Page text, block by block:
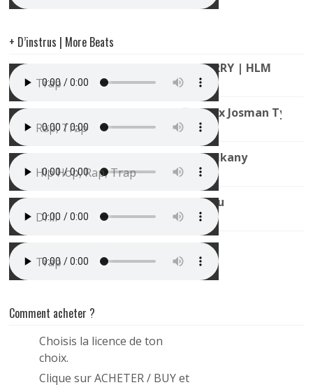
+ D’instrus | More Beats
Instru Trap Type KOBA LAD x LARRY | HLM
Trap
Instru Trap Sombre (La Rvfleuze x Josman Type
Rap, Trap
Instru Type Kalash Criminel | Balkany
Hip Hop, Rap, Trap
Instru Drill x Leto Type Beat | Feu
Drill
Trap
Comment acheter ?
Choisis la licence de ton
choix.
Clique sur ACHETER / BUY et